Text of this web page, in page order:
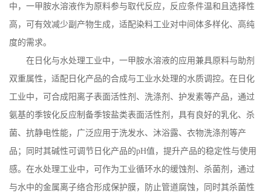
中，一甲胺水溶液作为原料参与取代反应，反应条件温和且选择性
高，可有效减少副产物生成，适配染料工业对中间体多样化、高纯
度的需求。
在日化与水处理工业中，一甲胺水溶液的应用兼具原料与助剂
双重属性，适配日化产品的合成与工业水处理的水质调控。在日化
工业中，可合成阳离子表面活性剂、洗涤剂、护发素等产品，通过
氨基的季铵化反应制备季铵盐类表面活性剂，具有良好的乳化、杀
菌、抗静电性能，广泛应用于洗发水、沐浴露、衣物洗涤剂等产
品；同时其碱性可调节日化产品的pH值，提升产品的稳定性与使用
感。在水处理工业中，可作为工业循环水的缓蚀剂、杀菌剂，通过
与水中的金属离子络合形成保护膜，防止管道腐蚀，同时其杀菌性